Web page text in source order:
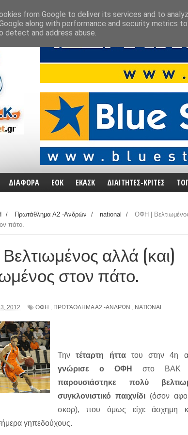
ΔΙΑΦΟΡΑ ΕΟΚ ΕΚΑΣΚ ΔΙΑΙΤΗΤΕΣ-ΚΡΙΤΕΣ
/ Πρωτάθλημα Α2 -Ανδρών / national /
ΟΦΗ |
πάτο.
αλλά (και)
στον πάτο.
2012 ΟΦΗ , ΠΡΩΤΆΘΛΗΜΑ Α2 -ΑΝΔΡΏΝ , NATIONAL
Τηντέταρτη ήττατου στην 4η
γνώρισε ο ΟΦΗ
στο ΒΑΚ
παρουσιάστηκε πολύ
συγκλονιστικό παιχνίδι (όσον
σκορ), που όμως είχε άσχημη
γηπεδούχους.
from Google to deliver its services and to
along with performance and security metrics
detect and address abuse.